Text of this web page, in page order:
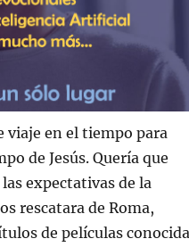
en el tiempo para
de Jesús. Quería que
expectativas de la
rescatara de Roma,
de películas